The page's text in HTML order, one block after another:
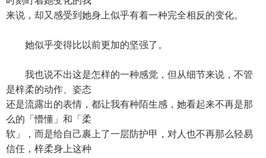
来说，却又感受到她身上似乎有着一种完全相反的变化。
她似乎变得比以前更加的坚强了。
我也说不出这是怎样的一种感觉，但从细节来说，不管
是梓柔的动作、姿态
还是流露出的表情，都让我有种陌生感，她看起来不再是那
么的「懵懂」和「柔
软」，而是给自己裹上了一层防护甲，对人也不再那么轻易
信任，梓柔身上这种